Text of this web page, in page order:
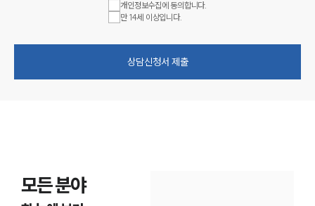
개인정보수집에 동의합니다.
만 14세 이상입니다.
상담신청서 제출
모든 분야